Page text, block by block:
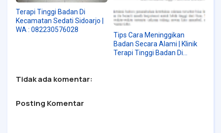
Terapi Tinggi Badan Di
Kecamatan Sedati Sidoarjo |
WA : 082230576028
Tips Cara Meninggikan
Badan Secara Alami | Klinik
Terapi Tinggi Badan Di
Tidak ada komentar:
Posting Komentar